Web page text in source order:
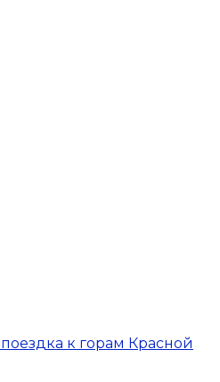
к горам Красной